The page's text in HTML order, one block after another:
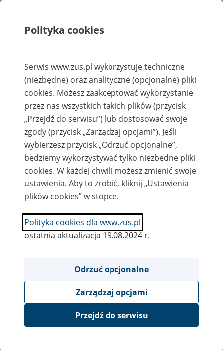
Rejestry, ewidencje i archiwa
Baza zlikwidowanych lub
przekształconych zakładów pracy
Nazwa zakładu pracy:
SZUKAJ
Ukryj wszystkie pozycje bazy
Spółdzielczy Ośrodek
Polityka cookies
Serwis www.zus.pl wykorzystuje techniczne
(niezbędne) oraz analityczne (opcjonalne) pliki
cookies. Możesz zaakceptować wykorzystanie
przez nas wszystkich takich plików (przycisk
„Przejdź do serwisu”) lub dostosować swoje
zgody (przycisk „Zarządzaj opcjami”). Jeśli
wybierzesz przycisk „Odrzuć opcjonalne”,
będziemy wykorzystywać tylko niezbędne pliki
cookies. W każdej chwili możesz zmienić swoje
ustawienia. Aby to zrobić, kliknij „Ustawienia
plików cookies” w stopce.
Polityka cookies dla www.zus.pl
ostatnia aktualizacja 19.08.2024 r.
Odrzuć opcjonalne
Zarządzaj opcjami
Przejdź do serwisu